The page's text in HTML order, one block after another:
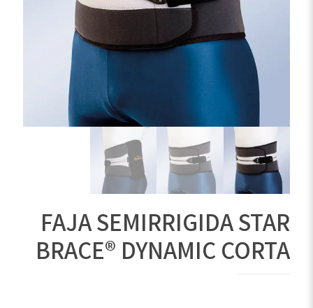
FAJA SEMIRRIGIDA STAR
BRACE® DYNAMIC CORTA